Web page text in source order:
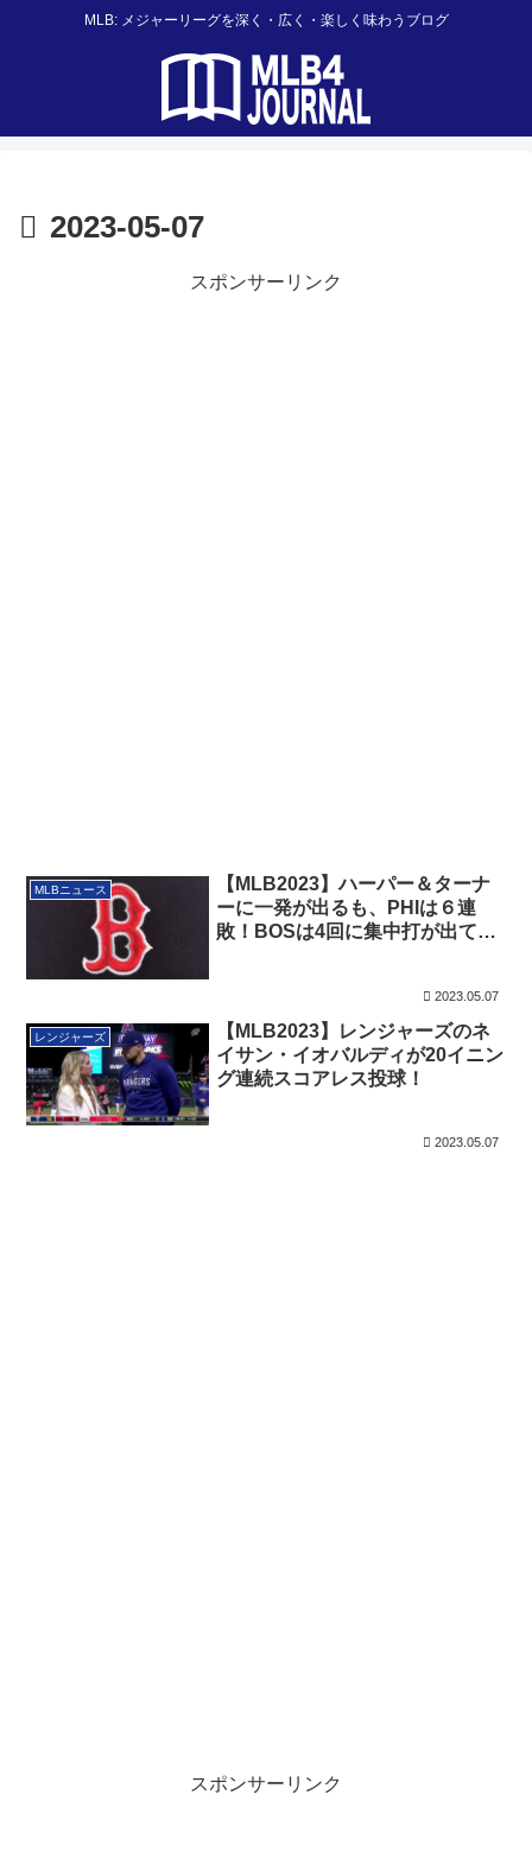
MLB: メジャーリーグを深く・広く・楽しく味わうブログ
2023-05-07
スポンサーリンク
MLBニュース
【MLB2023】ハーパー＆ターナ
ーに一発が出るも、PHIは６連
敗！BOSは4回に集中打が出て8
2023.05.07
レンジャーズ
【MLB2023】レンジャーズのネ
イサン・イオバルディが20イニン
グ連続スコアレス投球！
2023.05.07
スポンサーリンク